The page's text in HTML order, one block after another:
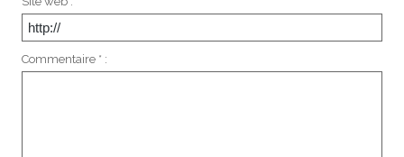
Commentaire * :